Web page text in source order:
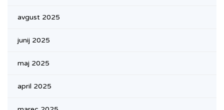
avgust 2025
junij 2025
maj 2025
april 2025